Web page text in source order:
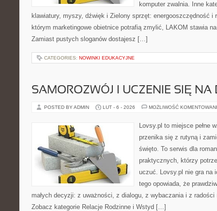
komputer zwalnia. Inne
klawiatury, myszy, dźwięk i Zielony sprzęt: energooszczędność i
którym marketingowe obietnice potrafią zmylić, LAKOM stawia
Zamiast pustych sloganów dostajesz […]
CATEGORIES: NOWINKI EDUKACYJNE
SAMOROZWÓJ I UCZENIE SIĘ NA
POSTED BY ADMIN LUT - 6 - 2026 MOŻLIWOŚĆ
Lovsy.pl to miejsce pełne
przenika się z rutyną i
święto. To serwis dla
praktycznych, którzy
uczuć. Lovsy.pl nie gra na
tego opowiada, że
małych decyzji: z uważności, z dialogu, z wybaczania i z
Zobacz kategorie Relacje Rodzinne i Wstyd […]